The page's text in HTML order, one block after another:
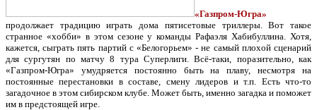
«Газпром-Югра»
продолжает традицию играть дома пятисетовые триллеры. Вот такое
странное «хобби» в этом сезоне у команды Рафаэля Хабибуллина. Хотя,
кажется, сыграть пять партий с «Белогорьем» - не самый плохой сценарий
для сургутян по матчу 8 тура Суперлиги. Всё-таки, поразительно, как
«Газпром-Югра» умудряется постоянно быть на плаву, несмотря на
постоянные перестановки в составе, смену лидеров и т.п. Есть что-то
загадочное в этом сибирском клубе. Может быть, именно загадка и поможет
им в предстоящей игре.